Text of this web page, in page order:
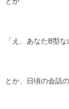
「え、あなたB型
とか、日頃の会話